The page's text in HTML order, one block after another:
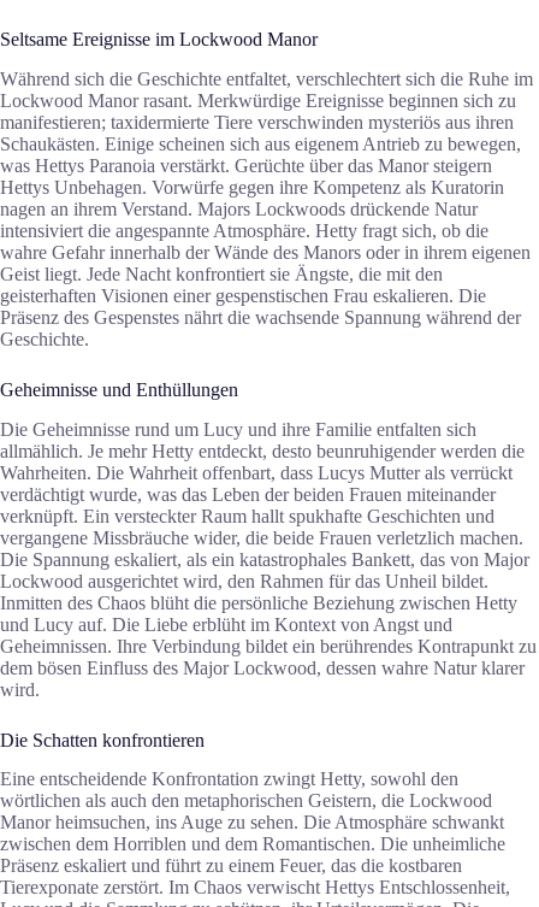
Seltsame Ereignisse im Lockwood Manor
Während sich die Geschichte entfaltet, verschlechtert sich die Ruhe im
Lockwood Manor rasant. Merkwürdige Ereignisse beginnen sich zu
manifestieren; taxidermierte Tiere verschwinden mysteriös aus ihren
Schaukästen. Einige scheinen sich aus eigenem Antrieb zu bewegen,
was Hettys Paranoia verstärkt. Gerüchte über das Manor steigern
Hettys Unbehagen. Vorwürfe gegen ihre Kompetenz als Kuratorin
nagen an ihrem Verstand. Majors Lockwoods drückende Natur
intensiviert die angespannte Atmosphäre. Hetty fragt sich, ob die
wahre Gefahr innerhalb der Wände des Manors oder in ihrem eigenen
Geist liegt. Jede Nacht konfrontiert sie Ängste, die mit den
geisterhaften Visionen einer gespenstischen Frau eskalieren. Die
Präsenz des Gespenstes nährt die wachsende Spannung während der
Geschichte.
Geheimnisse und Enthüllungen
Die Geheimnisse rund um Lucy und ihre Familie entfalten sich
allmählich. Je mehr Hetty entdeckt, desto beunruhigender werden die
Wahrheiten. Die Wahrheit offenbart, dass Lucys Mutter als verrückt
verdächtigt wurde, was das Leben der beiden Frauen miteinander
verknüpft. Ein versteckter Raum hallt spukhafte Geschichten und
vergangene Missbräuche wider, die beide Frauen verletzlich machen.
Die Spannung eskaliert, als ein katastrophales Bankett, das von Major
Lockwood ausgerichtet wird, den Rahmen für das Unheil bildet.
Inmitten des Chaos blüht die persönliche Beziehung zwischen Hetty
und Lucy auf. Die Liebe erblüht im Kontext von Angst und
Geheimnissen. Ihre Verbindung bildet ein berührendes Kontrapunkt zu
dem bösen Einfluss des Major Lockwood, dessen wahre Natur klarer
wird.
Die Schatten konfrontieren
Eine entscheidende Konfrontation zwingt Hetty, sowohl den
wörtlichen als auch den metaphorischen Geistern, die Lockwood
Manor heimsuchen, ins Auge zu sehen. Die Atmosphäre schwankt
zwischen dem Horriblen und dem Romantischen. Die unheimliche
Präsenz eskaliert und führt zu einem Feuer, das die kostbaren
Tierexponate zerstört. Im Chaos verwischt Hettys Entschlossenheit,